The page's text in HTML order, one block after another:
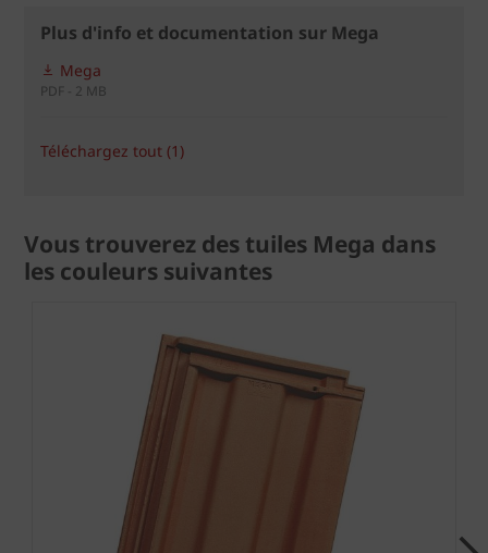
Plus d'info et documentation sur Mega
Mega
PDF - 2 MB
Téléchargez tout (1)
Vous trouverez des tuiles Mega dans
les couleurs suivantes